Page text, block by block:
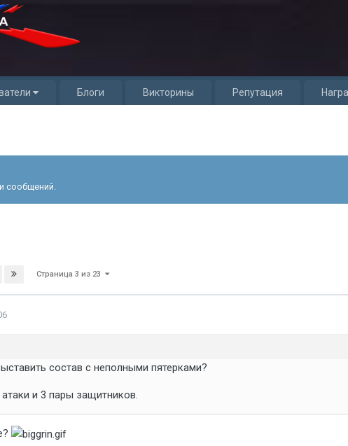
Блоги Викторины Репутация
сообщений.
Страница 3 из 23
состав с неполными пятерками?
и 3 пары защитников.